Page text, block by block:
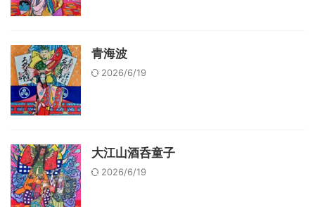
青海波
2026/6/19
大江山酒呑童子
2026/6/19